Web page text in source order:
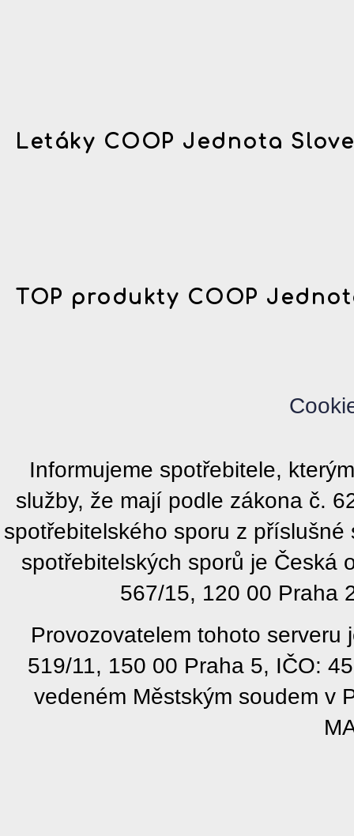
Letáky COOP Jednota
TOP produkty COOP
Informujeme spotřebitele,
služby, že mají podle zákona č.
spotřebitelského sporu z
spotřebitelských sporů je Česká
567/15, 120 00 Praha
Provozovatelem tohoto
519/11, 150 00 Praha 5, IČO:
vedeném Městským soudem v